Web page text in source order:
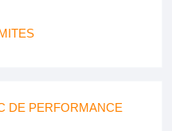
DE PERFORMANCE